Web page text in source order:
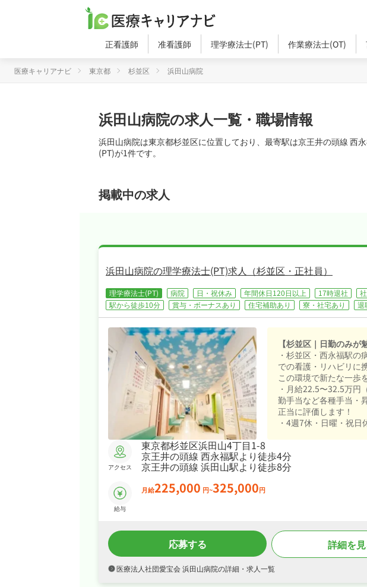
正看護師 准看護師 理学療法士(PT) 作業療法士(OT)
医療キャリアナビ 東京都 杉並区 浜田山病院
浜田山病院の求人一覧・職場情報
浜田山病院は東京都杉並区に位置しており、最寄駅は京王井の頭線 西
(PT)が1件です。
掲載中の求人
浜田山病院の理学療法士(PT)求人（杉並区・正社員）
理学療法士(PT) 病院 日・祝休み 年間休日120日以上 17時退社
駅から徒歩10分
賞与・ボーナスあり 住宅補助あり 寮・社宅あり 退
アクセス
東京都杉並区浜田山4丁目1-8
京王井の頭線 西永福駅より徒歩4分
京王井の頭線 浜田山駅より徒歩8分
給与
月給225,000 円~325,000円
【杉並区｜日勤のみが
・杉並区・西永福駅
での看護・リハビリに
この環境で新たな一歩
・月給22.5〜32.5万円
勤手当など各種手当・
正当に評価します！
・4週7休・日曜・祝
・社会保険完備、退職
で、あなたの「働きた
応募する 詳細を
医療法人社団愛宝会 浜田山病院の詳細・求人一覧